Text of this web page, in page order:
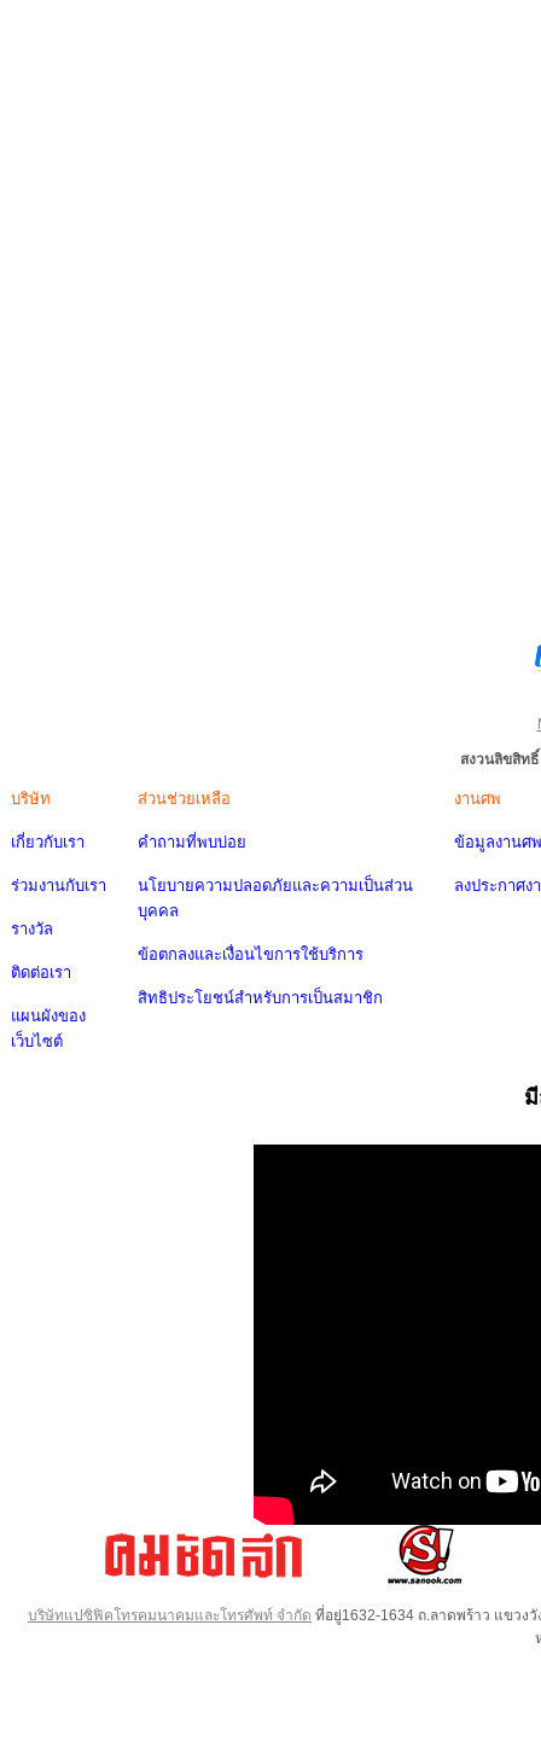
สงวนลิขสิท
บริษัท
เกี่ยวกับเรา
ร่วมงานกับเรา
รางวัล
ติดต่อเรา
แผนผังของ
เว็บไซต์
ส่วนช่วยเหลือ
คำถามที่พบบ่อย
นโยบายความปลอดภัยและความเป็นส่วน
บุคคล
ข้อตกลงและเงื่อนไขการใช้บริการ
สิทธิประโยชน์สำหรับการเป็นสมาชิก
งานศพ
ข้อมูลงานศพ
ลงประกาศง
บริษัทแปซิฟิคโทรคมนาคมและโทรศัพท์ จำกัด ที่อยู่1632-1634 ถ.ลาดพร้าว แขวง